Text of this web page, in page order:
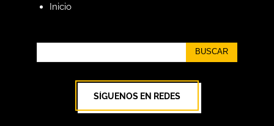
Inicio
BUSCAR
SÍGUENOS EN REDES